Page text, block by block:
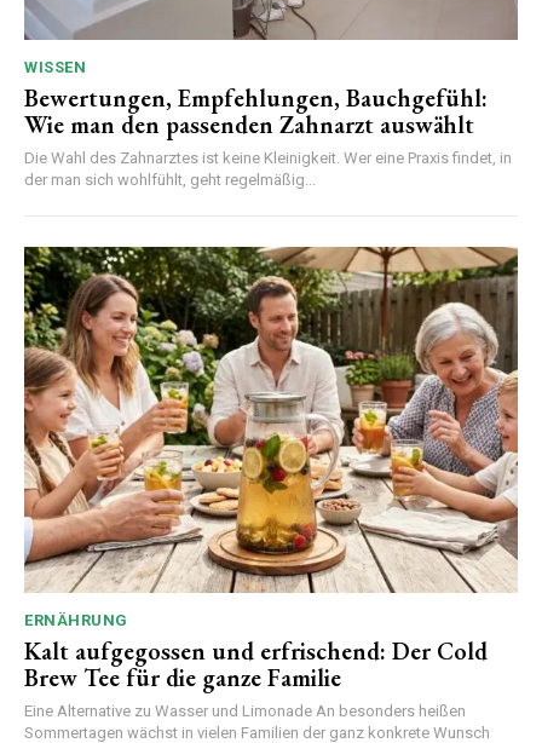
WISSEN
Bewertungen, Empfehlungen, Bauchgefühl:
Wie man den passenden Zahnarzt auswählt
Die Wahl des Zahnarztes ist keine Kleinigkeit. Wer eine Praxis findet, in
der man sich wohlfühlt, geht regelmäßig...
ERNÄHRUNG
Kalt aufgegossen und erfrischend: Der Cold
Brew Tee für die ganze Familie
Eine Alternative zu Wasser und Limonade An besonders heißen
Sommertagen wächst in vielen Familien der ganz konkrete Wunsch